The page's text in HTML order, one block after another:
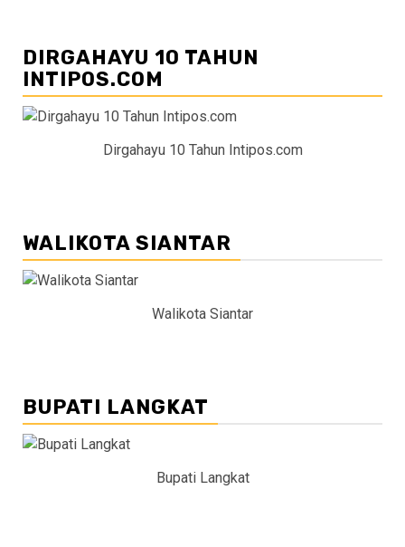
DIRGAHAYU 10 TAHUN
INTIPOS.COM
Dirgahayu 10 Tahun Intipos.com
WALIKOTA SIANTAR
Walikota Siantar
BUPATI LANGKAT
Bupati Langkat